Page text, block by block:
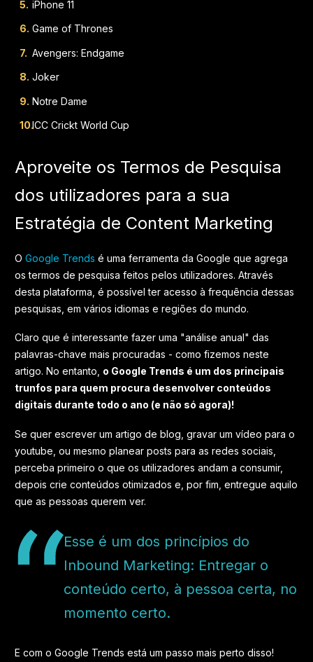
iPhone 11
Game of Thrones
Avengers: Endgame
Joker
Notre Dame
ICC Crickt World Cup
Aproveite os Termos de Pesquisa
dos utilizadores para a sua
Estratégia de Content Marketing
O Google Trends é uma ferramenta da Google que agrega
os termos de pesquisa feitos pelos utilizadores. Através
desta plataforma, é possível ter acesso à frequência dessas
pesquisas, em vários idiomas e regiões do mundo.
Claro que é interessante fazer uma "análise anual" das
palavras-chave mais procuradas - como fizemos neste
artigo. No entanto, o Google Trends é um dos principais
trunfos para quem procura desenvolver conteúdos
digitais durante todo o ano (e não só agora)!
Se quer escrever um artigo de blog, gravar um vídeo para o
youtube, ou mesmo planear posts para as redes sociais,
perceba primeiro o que os utilizadores andam a consumir,
depois crie conteúdos otimizados e, por fim, entregue aquilo
que as pessoas querem ver.
Esse é um dos princípios do
Inbound Marketing: Entregar o
conteúdo certo, à pessoa certa, no
momento certo.
E com o Google Trends está um passo mais perto disso!